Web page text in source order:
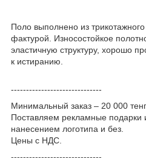
Поло выполнено из
фактурой. Износостойкое
эластичную структуру, хорошо
к истиранию.
------------------------------
Минимальный заказ – 20 000
Поставляем рекламные подарки
нанесением логотипа и без.
Цены с НДС.